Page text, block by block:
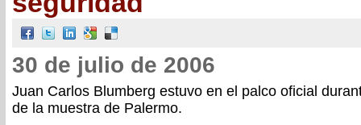
30 de julio de 2006
Juan Carlos Blumberg estuvo en el palco oficial
de la muestra de Palermo.